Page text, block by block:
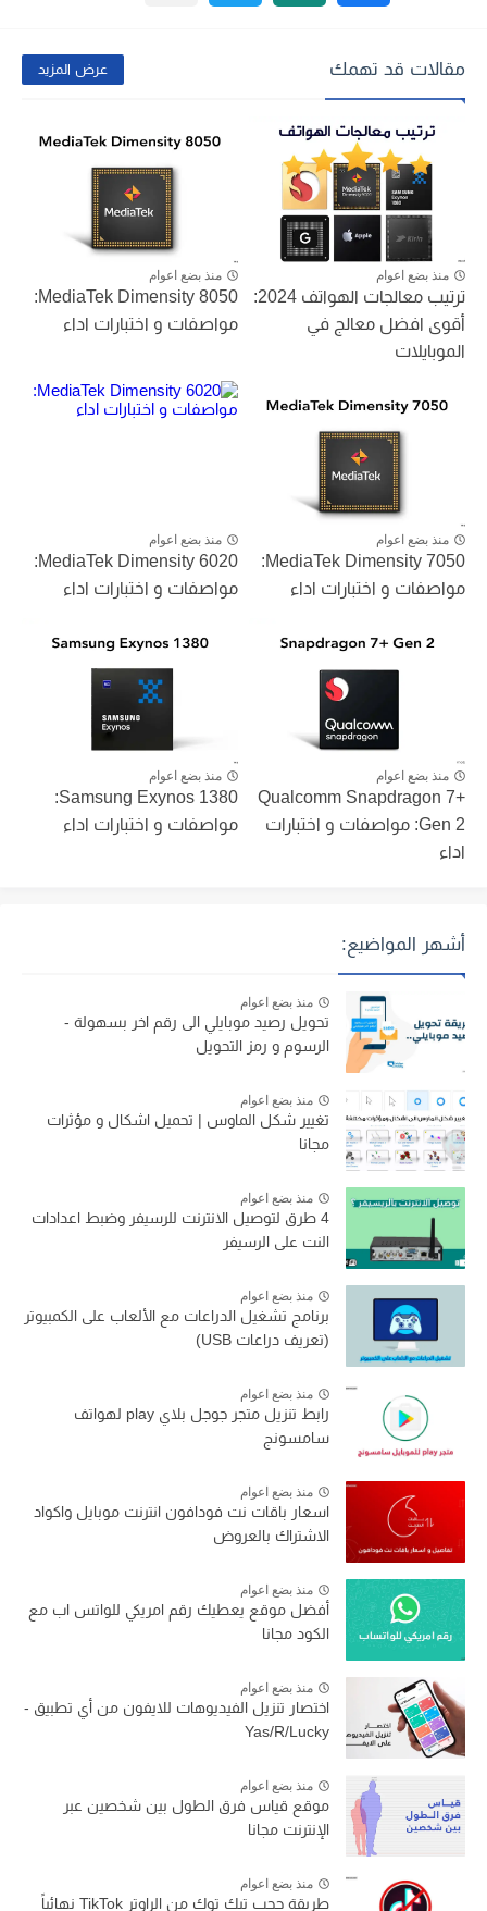
مقالات قد تهمك عرض المزيد
منذ بضع اعوام
ترتيب معالجات الهواتف 2024:
أقوى افضل معالج في
الموبايلات
منذ بضع اعوام
MediaTek Dimensity 8050:
مواصفات و اختبارات اداء
منذ بضع اعوام
MediaTek Dimensity 7050:
مواصفات و اختبارات اداء
منذ بضع اعوام
MediaTek Dimensity 6020:
مواصفات و اختبارات اداء
منذ بضع اعوام
Qualcomm Snapdragon 7+
Gen 2: مواصفات و اختبارات
اداء
منذ بضع اعوام
Samsung Exynos 1380:
مواصفات و اختبارات اداء
أشهر المواضيع:
منذ بضع اعوام
تحويل رصيد موبايلي الى رقم اخر بسهولة -
الرسوم و رمز التحويل
منذ بضع اعوام
تغيير شكل الماوس | تحميل اشكال و مؤثرات
مجانا
منذ بضع اعوام
4 طرق لتوصيل الانترنت للرسيفر وضبط اعدادات
النت على الرسيفر
منذ بضع اعوام
برنامج تشغيل الدراعات مع الألعاب على الكمبيوتر
(تعريف دراعات USB)
منذ بضع اعوام
رابط تنزيل متجر جوجل بلاي play لهواتف
سامسونج
منذ بضع اعوام
اسعار باقات نت فودافون انترنت موبايل واكواد
الاشتراك بالعروض
منذ بضع اعوام
أفضل موقع يعطيك رقم امريكي للواتس اب مع
الكود مجانا
منذ بضع اعوام
اختصار تنزيل الفيديوهات للايفون من أي تطبيق -
Yas/R/Lucky
منذ بضع اعوام
موقع قياس فرق الطول بين شخصين عبر
الإنترنت مجانا
منذ بضع اعوام
طريقة حجب تيك توك من الراوتر TikTok نهائياً